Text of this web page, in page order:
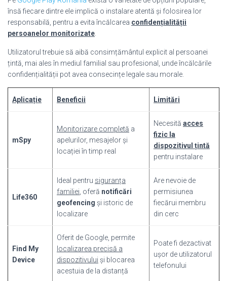
însă fiecare dintre ele implică o instalare atentă și folosirea lor
responsabilă, pentru a evita încălcarea confidențialității
persoanelor monitorizate
Utilizatorul trebuie să aibă consimțământul explicit al persoanei
țintă, mai ales în mediul familial sau profesional, unde încălcările
confidențialității pot avea consecințe legale sau morale.
Aplicație Beneficii Limitări
mSpy
Monitorizare completă a
apelurilor, mesajelor și
locației în timp real
Necesită acces
fizic la
dispozitivul țintă
pentru instalare
Life360
Ideal pentru siguranța
familiei , oferă notificări
geofencing și istoric de
localizare
Are nevoie de
permisiunea
fiecărui membru
din cerc
Find My
Device
Oferit de Google, permite
localizarea precisă a
dispozitivului și blocarea
acestuia de la distanță
Poate fi dezactivat
ușor de utilizatorul
telefonului